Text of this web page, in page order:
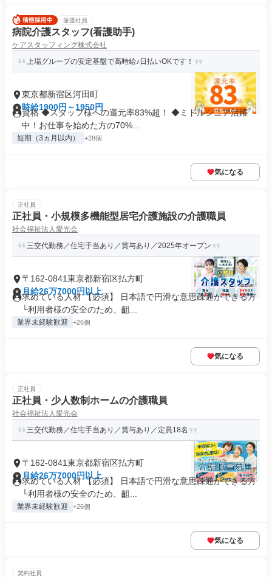
派遣社員
病院介護スタッフ(看護助手)
ケアスタッフィング株式会社
上場グループの安定基盤で高時給♪日払いOKです！
東京都新宿区河田町
時給1900円～1950円
資格 ◆スタッフ様への還元率83%超！ ◆ミドルシニア活躍
中！お仕事を始めた方の70%...
短期（3ヵ月以内） +28個
気になる
正社員
正社員・小規模多機能型居宅介護施設の介護職員
社会福祉法人愛光会
三交代勤務／住宅手当あり／賞与あり／2025年オープン
〒162-0841東京都新宿区払方町
月給26万7000円以上
求めている人材 【必須】 日本語で円滑な意思疎通ができる方
└利用者様の安全のため、齟...
業界未経験歓迎 +26個
気になる
正社員
正社員・少人数制ホームの介護職員
社会福祉法人愛光会
三交代勤務／住宅手当あり／賞与あり／定員18名
〒162-0841東京都新宿区払方町
月給26万7000円以上
求めている人材 【必須】 日本語で円滑な意思疎通ができる方
└利用者様の安全のため、齟...
業界未経験歓迎 +26個
気になる
契約社員